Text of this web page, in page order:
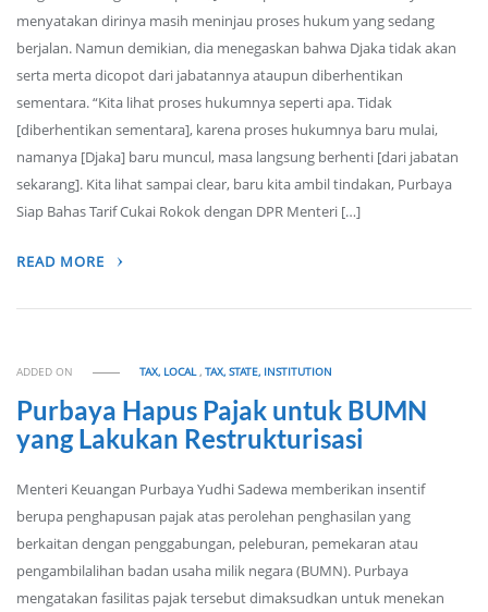
menyatakan dirinya masih meninjau proses hukum yang sedang
berjalan. Namun demikian, dia menegaskan bahwa Djaka tidak akan
serta merta dicopot dari jabatannya ataupun diberhentikan
sementara. “Kita lihat proses hukumnya seperti apa. Tidak
[diberhentikan sementara], karena proses hukumnya baru mulai,
namanya [Djaka] baru muncul, masa langsung berhenti [dari jabatan
sekarang]. Kita lihat sampai clear, baru kita ambil tindakan, Purbaya
Siap Bahas Tarif Cukai Rokok dengan DPR Menteri […]
READ MORE
ADDED ON TAX, LOCAL,TAX, STATE, INSTITUTION
Purbaya Hapus Pajak untuk BUMN
yang Lakukan Restrukturisasi
Menteri Keuangan Purbaya Yudhi Sadewa memberikan insentif
berupa penghapusan pajak atas perolehan penghasilan yang
berkaitan dengan penggabungan, peleburan, pemekaran atau
pengambilalihan badan usaha milik negara (BUMN). Purbaya
mengatakan fasilitas pajak tersebut dimaksudkan untuk menekan